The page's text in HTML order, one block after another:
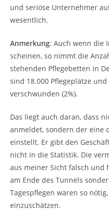
und seriöse Unternehmer
wesentlich.
Anmerkung: Auch wenn die
scheinen, so nimmt die
stehenden Pflegebetten in
sind 18.000 Pflegeplätze
verschwunden (2%).
Das liegt auch daran, dass
anmeldet, sondern der eine
einstellt. Er gibt den
nicht in die Statistik. Die
aus meiner Sicht falsch und
am Ende des Tunnels
Tagespflegen wären so
einzuschätzen.